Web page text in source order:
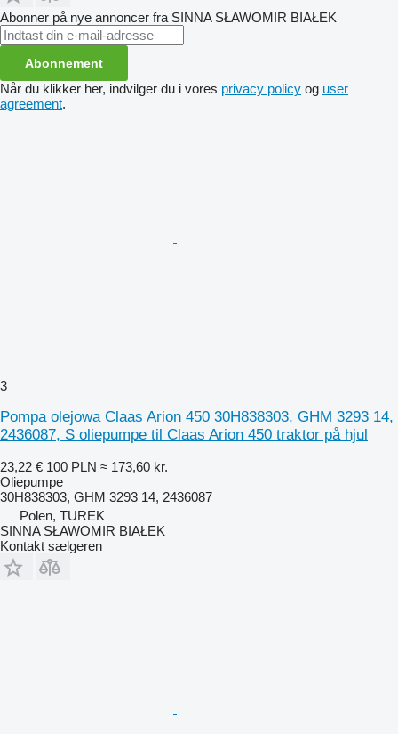
Abonner på nye annoncer fra SINNA SŁAWOMIR BIAŁEK
Abonnement
Når du klikker her, indvilger du i vores privacy policy og user
agreement.
3
Pompa olejowa Claas Arion 450 30H838303, GHM 3293 14,
2436087, S oliepumpe til Claas Arion 450 traktor på hjul
23,22 € 100 PLN ≈ 173,60 kr.
Oliepumpe
30H838303, GHM 3293 14, 2436087
Polen, TUREK
SINNA SŁAWOMIR BIAŁEK
Kontakt sælgeren